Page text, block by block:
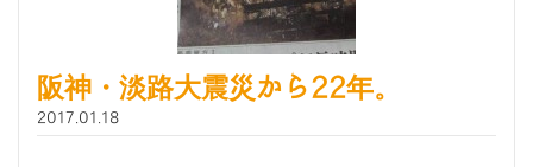
阪神・淡路大震災から22年。
2017.01.18